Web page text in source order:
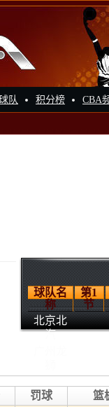
队 积分榜 CBA
球队名
称
第1
节
北京北
汽
罚球
篮